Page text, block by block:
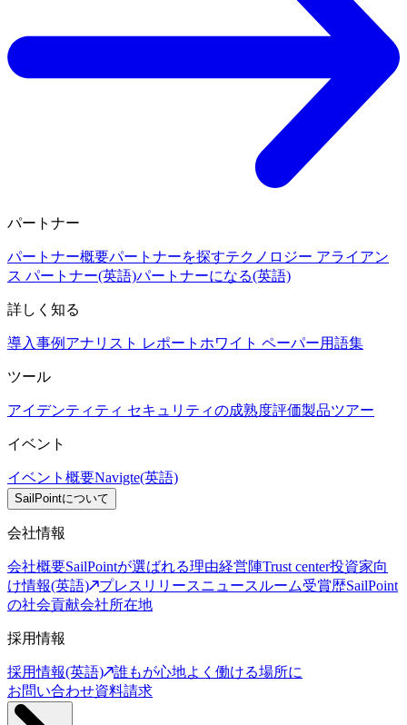
パートナー
パートナー概要パートナーを探すテクノロジー アライアン
ス パートナー(英語)パートナーになる(英語)
詳しく知る
導入事例 アナリスト レポート ホワイト ペーパー用語集
ツール
アイデンティティ セキュリティの成熟度評価製品ツアー
イベント
イベント概要Navigte(英語)
SailPointについて
会社情報
会社概要SailPointが選ばれる理由経営陣Trust center投資家向
け情報(英語)
プレスリリースニュースルーム受賞歴SailPoint
の社会貢献会社所在地
採用情報
採用情報(英語)
誰もが心地よく働ける場所に
お問い合わせ資料請求